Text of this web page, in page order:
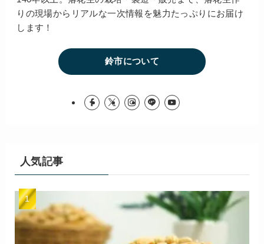
りの現場からリアルな一次情報を魅力たっぷりにお届け
します！
鈴市について
人気記事